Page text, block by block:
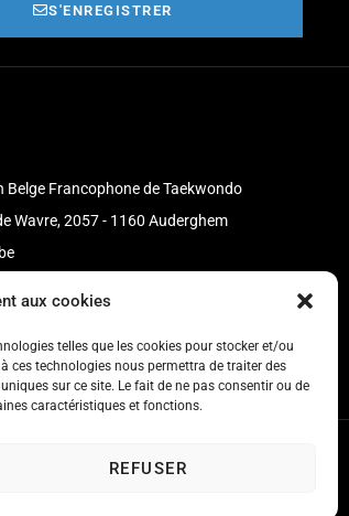
aux cookies
telles que les cookies pour stocker et/ou
ces technologies nous permettra de traiter des
sur ce site. Le fait de ne pas consentir ou de
caractéristiques et fonctions.
REFUSER
S'ENREGISTRER
Belge Francophone de Taekwondo
Wavre, 2057 - 1160 Auderghem